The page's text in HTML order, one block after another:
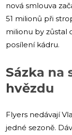
nová smlouva
51 milionů při
milionu by zůstal
posílení kádru.
Sázka na
hvězdu
Flyers nedávají
jedné sezoně.